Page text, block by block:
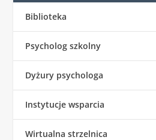
Biblioteka
Psycholog szkolny
Dyżury psychologa
Instytucje wsparcia
Wirtualna strzelnica